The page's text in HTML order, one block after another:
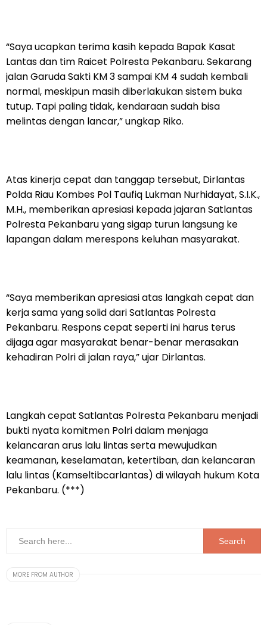
“Saya ucapkan terima kasih kepada Bapak Kasat
Lantas dan tim Raicet Polresta Pekanbaru. Sekarang
jalan Garuda Sakti KM 3 sampai KM 4 sudah kembali
normal, meskipun masih diberlakukan sistem buka
tutup. Tapi paling tidak, kendaraan sudah bisa
melintas dengan lancar,” ungkap Riko.
Atas kinerja cepat dan tanggap tersebut, Dirlantas
Polda Riau Kombes Pol Taufiq Lukman Nurhidayat, S.I.K.,
M.H., memberikan apresiasi kepada jajaran Satlantas
Polresta Pekanbaru yang sigap turun langsung ke
lapangan dalam merespons keluhan masyarakat.
“Saya memberikan apresiasi atas langkah cepat dan
kerja sama yang solid dari Satlantas Polresta
Pekanbaru. Respons cepat seperti ini harus terus
dijaga agar masyarakat benar-benar merasakan
kehadiran Polri di jalan raya,” ujar Dirlantas.
Langkah cepat Satlantas Polresta Pekanbaru menjadi
bukti nyata komitmen Polri dalam menjaga
kelancaran arus lalu lintas serta mewujudkan
keamanan, keselamatan, ketertiban, dan kelancaran
lalu lintas (Kamseltibcarlantas) di wilayah hukum Kota
Pekanbaru. (***)
MORE FROM AUTHOR